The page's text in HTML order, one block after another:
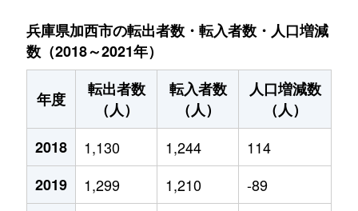
兵庫県加西市の転出者数・転入者数・人口増減
数（2018～2021年）
年度
転出者数
（人）
転入者数
（人）
人口増減数
（人）
2018
1,130 1,244
114
2019
1,299 1,210
-89